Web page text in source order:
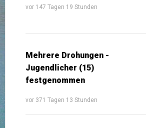
vor 147 Tagen 19 Stunden
Mehrere Drohungen -
Jugendlicher (15)
festgenommen
vor 371 Tagen 13 Stunden